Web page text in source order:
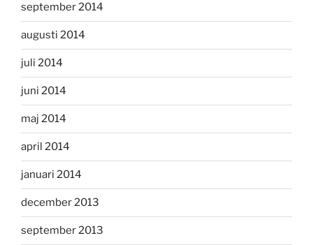
september 2014
augusti 2014
juli 2014
juni 2014
maj 2014
april 2014
januari 2014
december 2013
september 2013